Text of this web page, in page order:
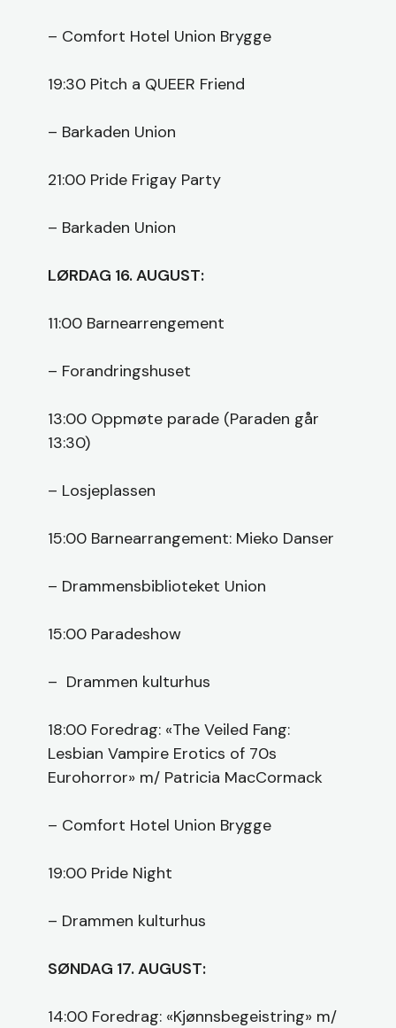
– Comfort Hotel Union Brygge
19:30 Pitch a QUEER Friend
– Barkaden Union
21:00 Pride Frigay Party
– Barkaden Union
LØRDAG 16. AUGUST:
11:00 Barnearrengement
– Forandringshuset
13:00 Oppmøte parade (Paraden går
13:30)
– Losjeplassen
15:00 Barnearrangement: Mieko Danser
– Drammensbiblioteket Union
15:00 Paradeshow
– Drammen kulturhus
18:00 Foredrag: «The Veiled Fang:
Lesbian Vampire Erotics of 70s
Eurohorror» m/ Patricia MacCormack
– Comfort Hotel Union Brygge
19:00 Pride Night
– Drammen kulturhus
SØNDAG 17. AUGUST:
14:00 Foredrag: «Kjønnsbegeistring» m/